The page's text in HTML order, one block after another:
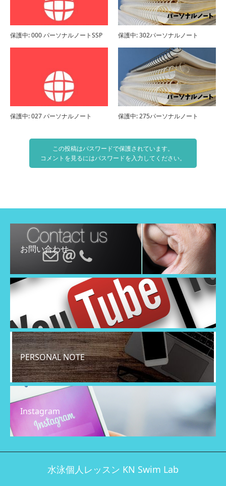
保護中: 000 パーソナルノートSSP 保護中: 302パーソナルノート
保護中: 027 パーソナルノート 保護中: 275パーソナルノート
この投稿はパスワードで保護されています。
コメントを見るにはパスワードを入力してください。
お問い合わせ
PERSONAL NOTE
Instagram
水泳個人レッスン KN Swim Lab